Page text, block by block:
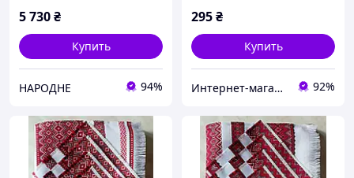
5 730₴
Купить
НАРОДНЕ 94%
295₴
Купить
Интернет-магазин "Патриотика" 92%